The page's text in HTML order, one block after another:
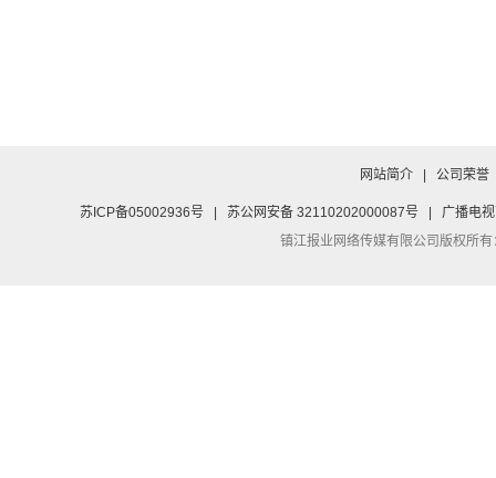
网站简介 公司荣誉
苏ICP备05002936号 苏公网安备 32110202000087号
广播电
镇江报业网络传媒有限公司版权所